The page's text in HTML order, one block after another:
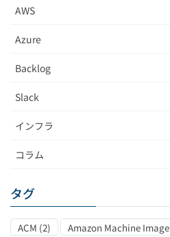
AWS
Azure
Backlog
Slack
インフラ
コラム
タグ
ACM (2) Amazon Machine Image